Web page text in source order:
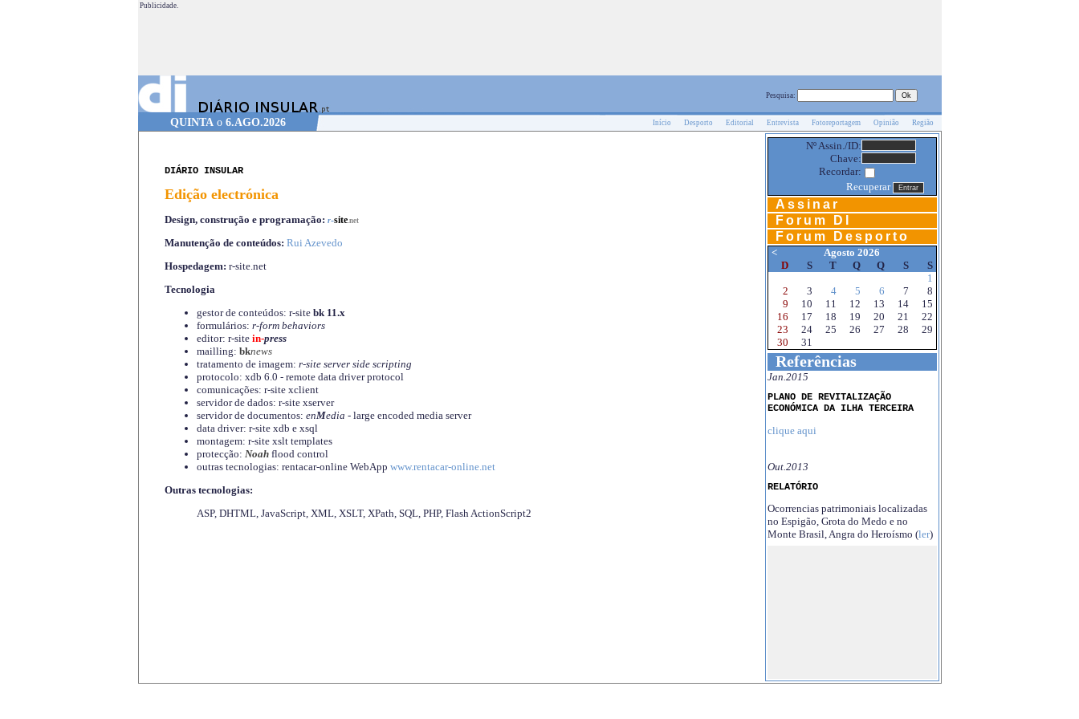
Publicidade.
Pesquisa:
QUINTA o 6.AGO.2026 Início Desporto Editorial Entrevista Fotoreportagem Opinião Região
DIÁRIO INSULAR
Edição electrónica
Design, construção e programação: r-site.net
Manutenção de conteúdos: Rui Azevedo
Hospedagem: r-site.net
Tecnologia
gestor de conteúdos: r-site bk 11.x
formulários: r-form behaviors
editor: r-site in-press
mailling: bknews
tratamento de imagem: r-site server side scripting
protocolo: xdb 6.0 - remote data driver protocol
comunicações: r-site xclient
servidor de dados: r-site xserver
servidor de documentos: enMedia - large encoded media server
data driver: r-site xdb e xsql
montagem: r-site xslt templates
protecção: Noahflood control
outras tecnologias: rentacar-online WebApp www.rentacar-online.net
Outras tecnologias:
ASP, DHTML, JavaScript, XML, XSLT, XPath, SQL, PHP, Flash ActionScript2
Nº Assin./ID:
Chave:
Recordar:
Recuperar
Assinar
Forum DI
Forum Desporto
<
Agosto 2026
D
S T Q Q S
S
1
2
3 4 5 6 7
8
9
10 11 12 13 14
15
16
17 18 19 20 21
22
23
24 25 26 27 28
29
30
31
Referências
Jan.2015
PLANO DE REVITALIZAÇÃO
ECONÓMICA DA ILHA TERCEIRA
clique aqui
Out.2013
RELATÓRIO
Ocorrencias patrimoniais localizadas
no Espigão, Grota do Medo e no
Monte Brasil, Angra do Heroísmo (ler)